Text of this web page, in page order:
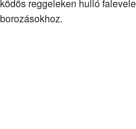
ködös reggeleken hulló
borozásokhoz.